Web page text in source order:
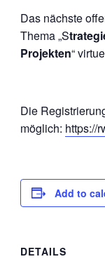
Das nächste
Thema „S
Projekten“
Die
möglich: https://
Add to
DETAILS